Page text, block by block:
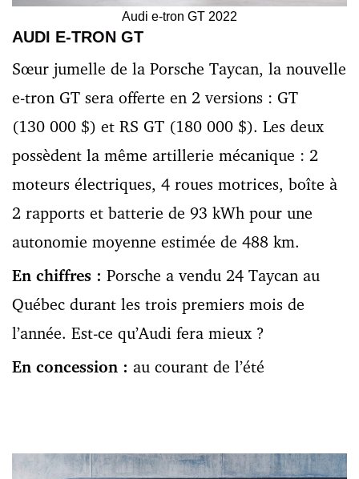
Audi e-tron GT 2022
AUDI E-TRON GT
Sœur jumelle de la Porsche Taycan, la nouvelle
e-tron GT sera offerte en 2 versions : GT
(130 000 $) et RS GT (180 000 $). Les deux
possèdent la même artillerie mécanique : 2
moteurs électriques, 4 roues motrices, boîte à
2 rapports et batterie de 93 kWh pour une
autonomie moyenne estimée de 488 km.
En chiffres : Porsche a vendu 24 Taycan au
Québec durant les trois premiers mois de
l’année. Est-ce qu’Audi fera mieux ?
En concession : au courant de l’été